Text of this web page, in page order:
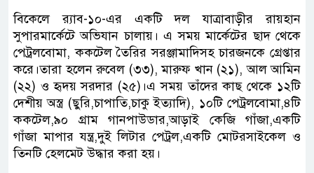
বিকেলে র‍্যাব-১০-এর একটি দল যাত্রাবাড়ীর রায়হান
সুপারমার্কেটে অভিযান চালায়। এ সময় মার্কেটের ছাদ থেকে
পেট্রলবোমা, ককটেল তৈরির সরঞ্জামাদিসহ চারজনকে গ্রেপ্তার
করে।তারা হলেন রুবেল (৩৩), মারুফ খান (২১), আল আমিন
(২২) ও হৃদয় সরদার (২৫)।এ সময় তাঁদের কাছ থেকে ১২টি
দেশীয় অস্ত্র (ছুরি,চাপাতি,চাকু ইত্যাদি), ১০টি পেট্রলবোমা,৪টি
ককটেল,৯০ গ্রাম গানপাউডার,আড়াই কেজি গাঁজা,একটি
গাঁজা মাপার যন্ত্র,দুই লিটার পেট্রল,একটি মোটরসাইকেল ও
তিনটি হেলমেট উদ্ধার করা হয়।